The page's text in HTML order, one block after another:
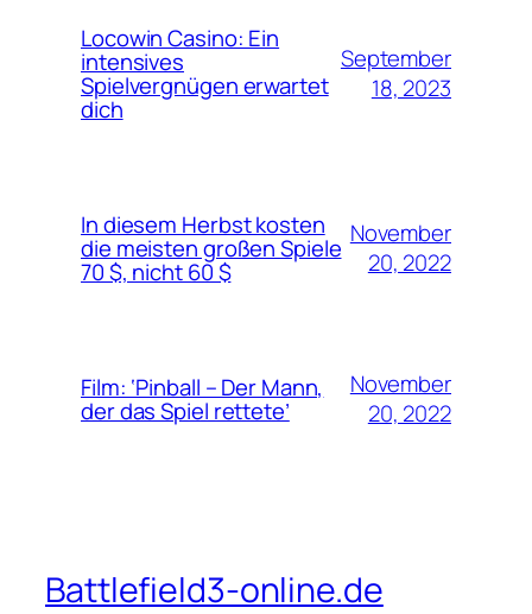
Locowin Casino: Ein
intensives
Spielvergnügen erwartet
dich
September
18, 2023
In diesem Herbst kosten
die meisten großen Spiele
70 $, nicht 60 $
November
20, 2022
Film: ‘Pinball – Der Mann,
der das Spiel rettete’
November
20, 2022
Battlefield3-online.de